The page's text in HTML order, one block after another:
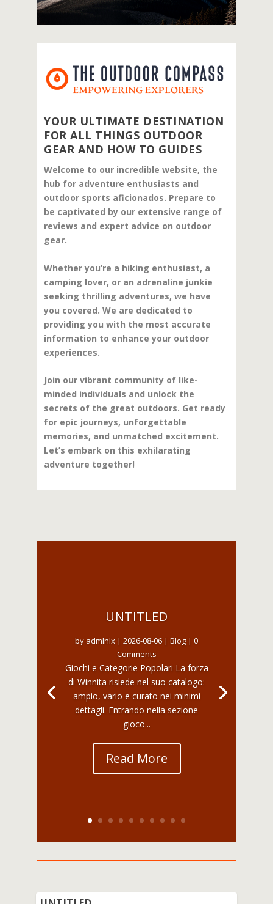
YOUR ULTIMATE DESTINATION
FOR ALL THINGS OUTDOOR
GEAR AND HOW TO GUIDES
Welcome to our incredible website, the
hub for adventure enthusiasts and
outdoor sports aficionados. Prepare to
be captivated by our extensive range of
reviews and expert advice on outdoor
gear.
Whether you’re a hiking enthusiast, a
camping lover, or an adrenaline junkie
seeking thrilling adventures, we have
you covered. We are dedicated to
providing you with the most accurate
information to enhance your outdoor
experiences.
Join our vibrant community of like-
minded individuals and unlock the
secrets of the great outdoors. Get ready
for epic journeys, unforgettable
memories, and unmatched excitement.
Let’s embark on this exhilarating
adventure together!
UNTITLED
by admlnlx | 2026-08-06 | Blog | 0
Comments
Giochi e Categorie Popolari La forza
di Winnita risiede nel suo catalogo:
ampio, vario e curato nei minimi
dettagli. Entrando nella sezione
gioco...
Read More